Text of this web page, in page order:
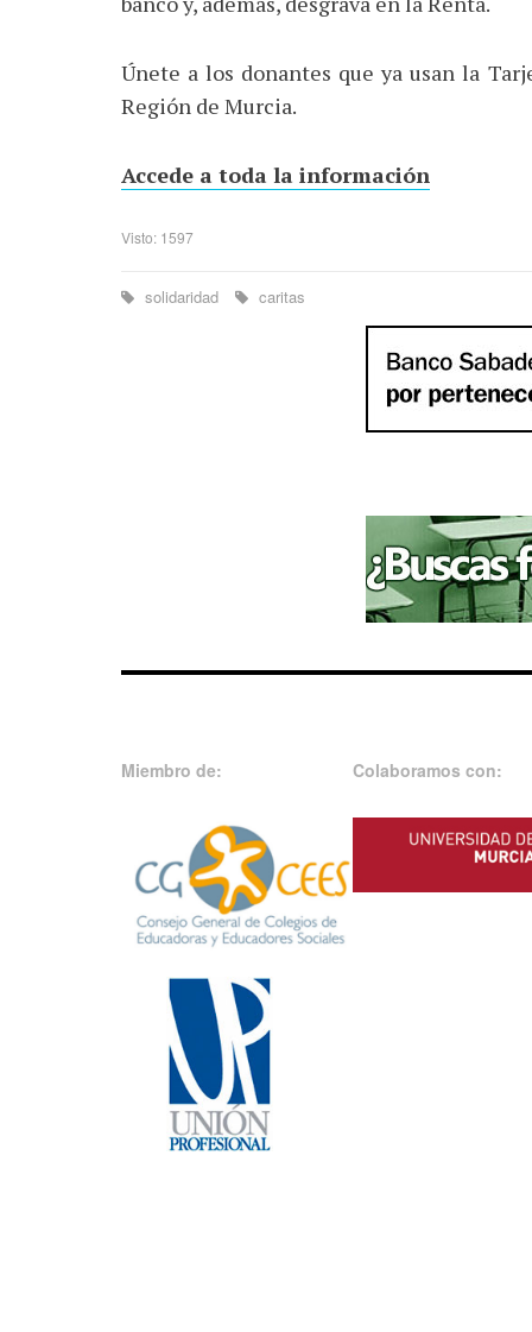
Únete a los donantes que ya usan la
Región de Murcia.
Accede a toda la información
Visto: 1597
solidaridad caritas
Miembro de: Colaboramos con: